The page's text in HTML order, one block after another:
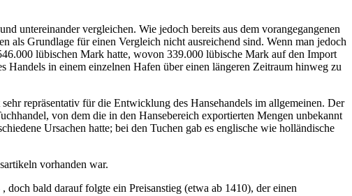
untereinander vergleichen. Wie jedoch bereits aus dem vorangegangenen
als Grundlage für einen Vergleich nicht ausreichend sind. Wenn man jedoch
lübischen Mark hatte, wovon 339.000 lübische Mark auf den Import
in einem einzelnen Hafen über einen längeren Zeitraum hinweg zu
repräsentativ für die Entwicklung des Hansehandels im allgemeinen. Der
von dem die in den Hansebereich exportierten Mengen unbekannt
Ursachen hatte; bei den Tuchen gab es englische wie holländische
vorhanden war.
bald darauf folgte ein Preisanstieg (etwa ab 1410), der einen